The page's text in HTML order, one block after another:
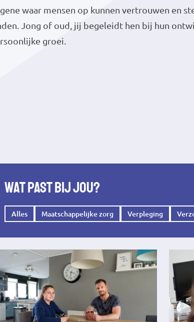
waar mensen op kunnen vertrouwen en
Jong of oud, jij begeleidt hen bij hun
groei.
Wat past bij jou?
Alles Maatschappelijke zorg Verpleging